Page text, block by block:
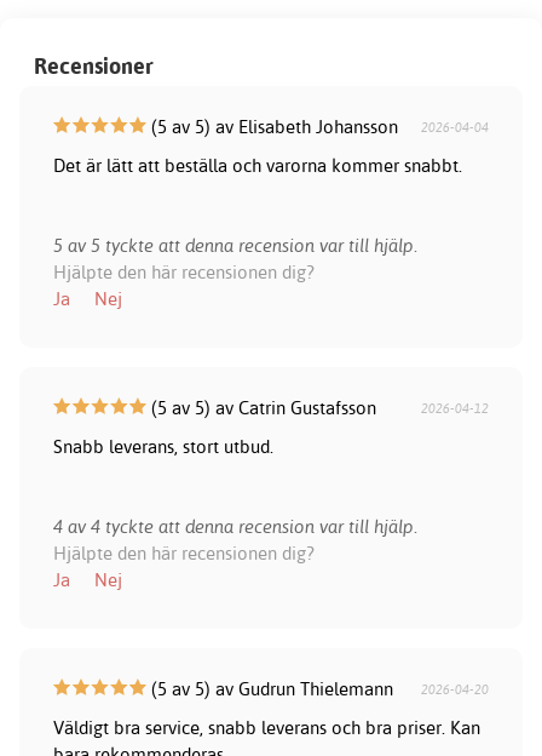
Recensioner
(5 av 5) av Elisabeth Johansson 2026-04-04
Det är lätt att beställa och varorna kommer snabbt.
5 av 5 tyckte att denna recension var till hjälp.
Hjälpte den här recensionen dig?
Ja
Nej
(5 av 5) av Catrin Gustafsson 2026-04-12
Snabb leverans, stort utbud.
4 av 4 tyckte att denna recension var till hjälp.
Hjälpte den här recensionen dig?
Ja
Nej
(5 av 5) av Gudrun Thielemann 2026-04-20
Väldigt bra service, snabb leverans och bra priser. Kan